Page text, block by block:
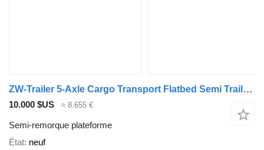
ZW-Trailer 5‑Axle Cargo Transport Flatbed Semi Trailer for sale Zimbabwe
10.000 $US ≈ 8.655 €
Semi-remorque plateforme
État neuf